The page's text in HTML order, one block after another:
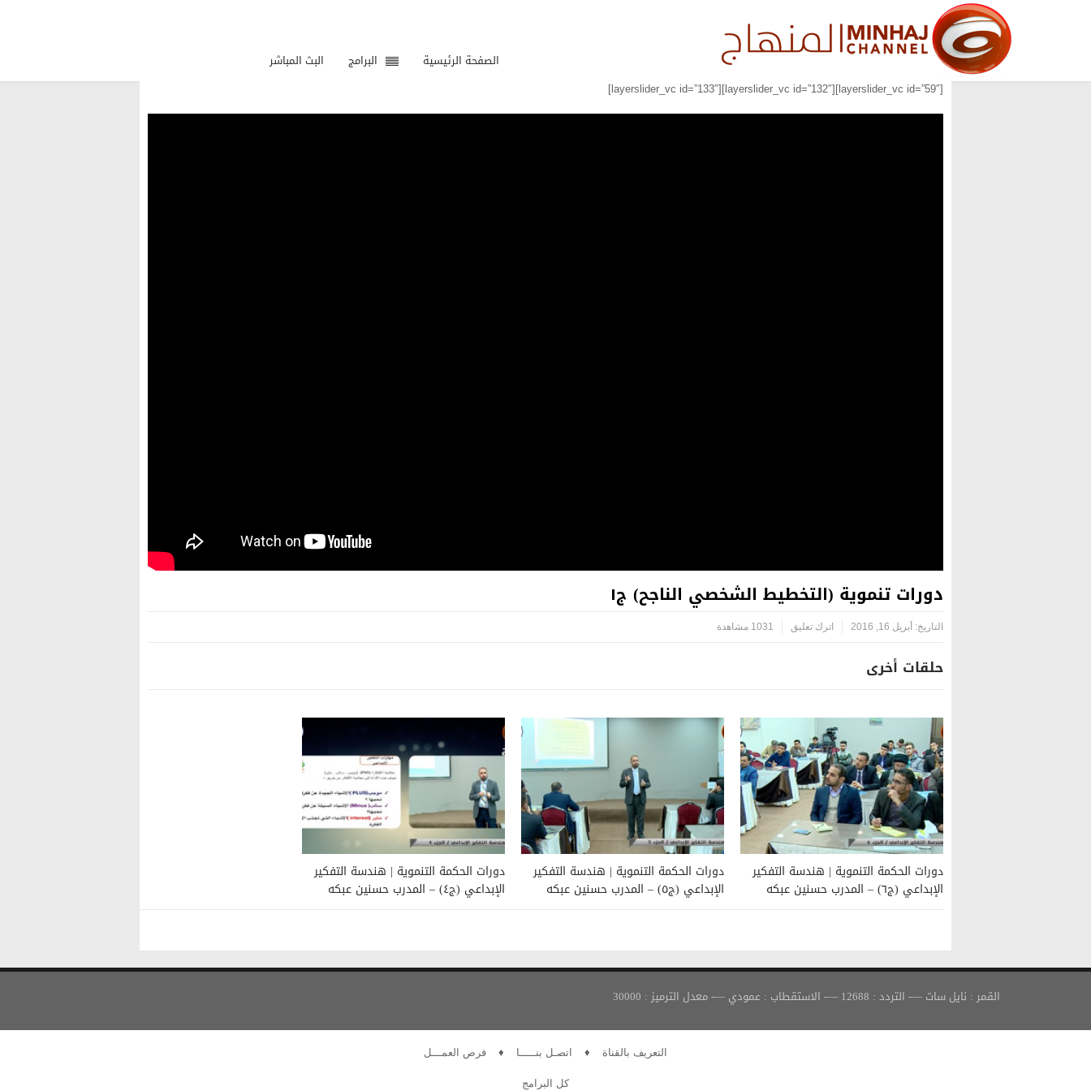
الصفحة الرئيسية البرامج البث المباشر
[layerslider_vc id=”59″][layerslider_vc id=”132″][layerslider_vc id=”133″]
دورات تنموية (التخطيط الشخصي الناجح) ج١
التاريخ: أبريل 16, 2016 اترك تعليق 1031 مشاهدة
حلقات أخرى
دورات الحكمة التنموية | هندسة التفكير
الإبداعي (ج٦) – المدرب حسنين عبكه
دورات الحكمة التنموية | هندسة التفكير
الإبداعي (ج٥) – المدرب حسنين عبكه
دورات الحكمة التنموية | هندسة التفكير
الإبداعي (ج٤) – المدرب حسنين عبكه
القمر : نايل سات —- التردد : 12688 —- الاستقطاب : عمودي —- معدل الترميز : 30000
التعريف بالقناة ♦ اتصـل بنـــــا ♦ فرص العمـــل
كل البرامج